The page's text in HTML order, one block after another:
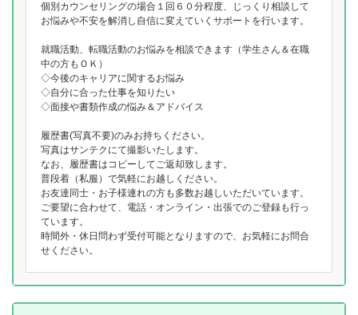
個別カウンセリングの場合１回６０分程度、じっくり相談して
お悩みや不安を解消し自信に変えていくサポートを行います。
就職活動、転職活動のお悩みを相談できます（学生さん＆在職
中の方もＯＫ）
◇今後のキャリアに関するお悩み
◇自分に合った仕事を知りたい
◇面接や書類作成の悩み＆アドバイス
履歴書(写真不要)のみお持ちください。
写真はサンテクにて撮影いたします。
なお、履歴書はコピーしてご返却致します。
普段着（私服）で気軽にお越しください。
お友達同士・お子様連れの方も多数お越しいただいています。
ご要望に合わせて、電話・オンライン・出張でのご登録も行っ
ています。
時間外・休日問わず受付可能となりますので、お気軽にお問合
せください。